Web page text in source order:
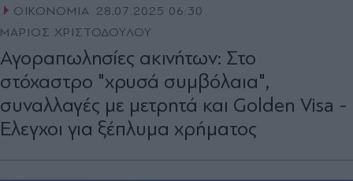
ΟΙΚΟΝΟΜΙΑ
28.07.2025 06:30
ΜΑΡΙΟΣ ΧΡΙΣΤΟΔΟΥΛΟΥ
Αγοραπωλησίες ακινήτων: Στο
στόχαστρο "χρυσά συμβόλαια",
συναλλαγές με μετρητά και Golden Visa -
Έλεγχοι για ξέπλυμα χρήματος